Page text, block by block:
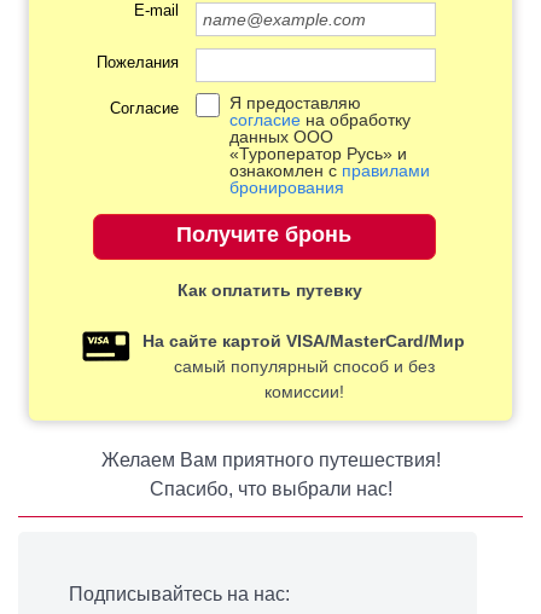
E-mail
Пожелания
Согласие
Я предоставляю
согласие на обработку
данных ООО
«Туроператор Русь» и
ознакомлен с правилами
бронирования
Как оплатить путевку
На сайте картой VISA/MasterCard/Мир
самый популярный способ и без
комиссии!
Желаем Вам приятного путешествия!
Спасибо, что выбрали нас!
Подписывайтесь на нас: